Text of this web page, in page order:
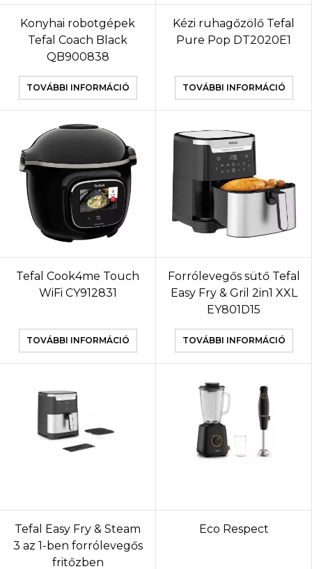
Konyhai robotgépek
Tefal Coach Black
QB900838
TOVÁBBI INFORMÁCIÓ
Kézi ruhagőzölő Tefal
Pure Pop DT2020E1
TOVÁBBI INFORMÁCIÓ
Tefal Cook4me Touch
WiFi CY912831
TOVÁBBI INFORMÁCIÓ
Forrólevegős sütő Tefal
Easy Fry & Gril 2in1 XXL
EY801D15
TOVÁBBI INFORMÁCIÓ
Tefal Easy Fry & Steam
3 az 1-ben forrólevegős
fritőzben
Eco Respect